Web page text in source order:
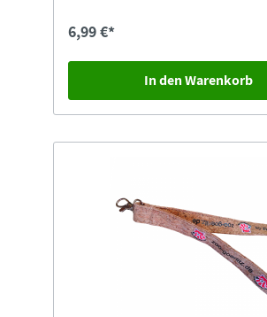
6,99 €*
In den Warenkorb